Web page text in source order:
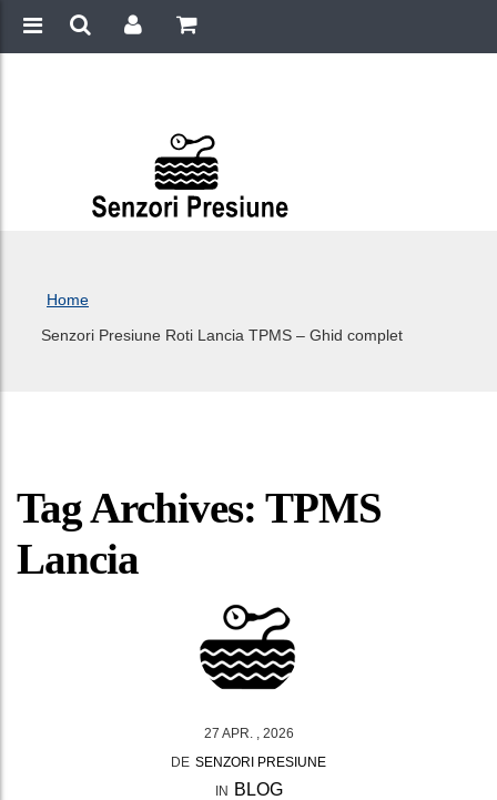
Home
Senzori Presiune Roti Lancia TPMS – Ghid complet
Tag Archives: TPMS
Lancia
27 APR. , 2026
DE SENZORI PRESIUNE
IN
BLOG